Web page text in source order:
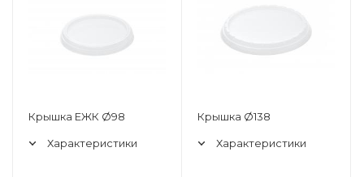
Крышка ЕЖК Ø98
Характеристики
Крышка Ø138
Характеристики